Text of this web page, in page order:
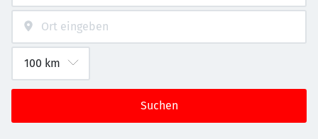
Suchen